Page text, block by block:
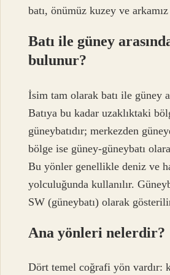
batı, önümüz kuzey ve
Batı ile güney
bulunur?
İsim tam olarak batı ile güney
Batıya bu kadar uzaklıktaki
güneybatıdır; merkezden
bölge ise güney-güneybatı
Bu yönler genellikle deniz ve
yolculuğunda kullanılır.
SW (güneybatı) olarak
Ana yönleri nelerdir?
Dört temel coğrafi yön vardır: